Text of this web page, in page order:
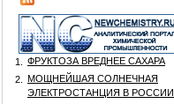
1.
ФРУКТОЗА ВРЕДНЕЕ САХАРА
2.
МОЩНЕЙШАЯ СОЛНЕЧНАЯ
ЭЛЕКТРОСТАНЦИЯ В РОССИИ